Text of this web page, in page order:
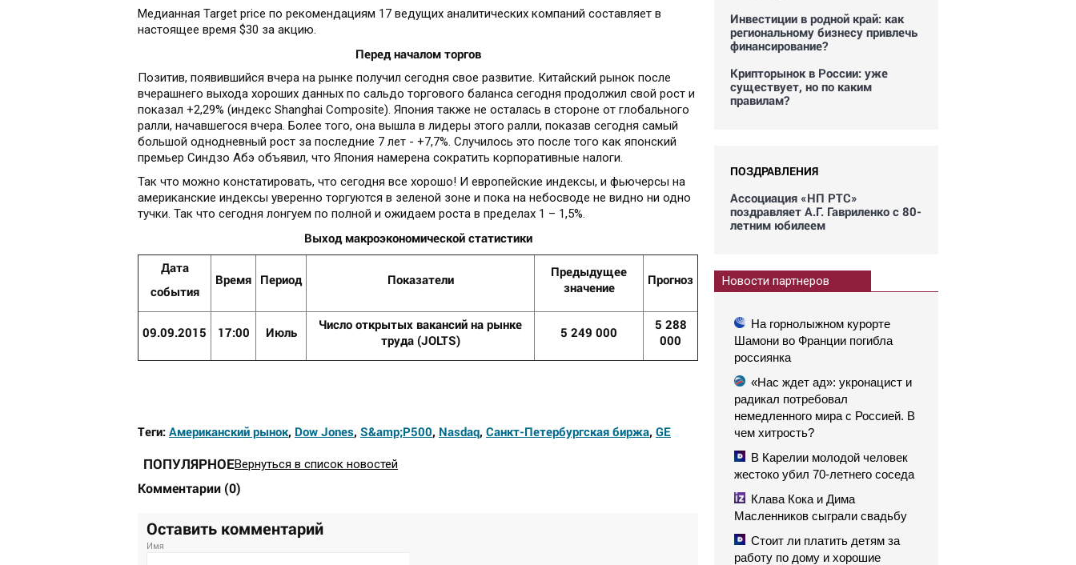
Медианная Target price по рекомендациям 17 ведущих аналитических компаний составляет в
настоящее время $30 за акцию.
Перед началом торгов
Позитив, появившийся вчера на рынке получил сегодня свое развитие. Китайский рынок после
вчерашнего выхода хороших данных по сальдо торгового баланса сегодня продолжил свой рост и
показал +2,29% (индекс Shanghai Composite). Япония также не осталась в стороне от глобального
ралли, начавшегося вчера. Более того, она вышла в лидеры этого ралли, показав сегодня самый
большой однодневный рост за последние 7 лет - +7,7%. Случилось это после того как японский
премьер Синдзо Абэ объявил, что Япония намерена сократить корпоративные налоги.
Так что можно констатировать, что сегодня все хорошо! И европейские индексы, и фьючерсы на
американские индексы уверенно торгуются в зеленой зоне и пока на небосводе не видно ни одно
тучки. Так что сегодня лонгуем по полной и ожидаем роста в пределах 1 – 1,5%.
Выход макроэкономической статистики
Дата
события
Время Период Показатели
Предыдущее
значение
Прогноз
09.09.2015 17:00 Июль
Число открытых вакансий на рынке
труда (JOLTS)
5 249 000
5 288
000
Теги: Американский рынок, Dow Jones, S&amp;P500, Nasdaq, Санкт-Петербургская биржа, GE
ПОПУЛЯРНОЕВернуться в список новостей
Комментарии (0)
Оставить комментарий
Имя
Инвестиции в родной край: как
региональному бизнесу привлечь
финансирование?
Крипторынок в России: уже
существует, но по каким
правилам?
ПОЗДРАВЛЕНИЯ
Ассоциация «НП РТС»
поздравляет А.Г. Гавриленко с 80-
летним юбилеем
Новости партнеров
На горнолыжном курорте
Шамони во Франции погибла
россиянка
«Нас ждет ад»: укронацист и
радикал потребовал
немедленного мира с Россией. В
чем хитрость?
В Карелии молодой человек
жестоко убил 70-летнего соседа
Клава Кока и Дима
Масленников сыграли свадьбу
Стоит ли платить детям за
работу по дому и хорошие